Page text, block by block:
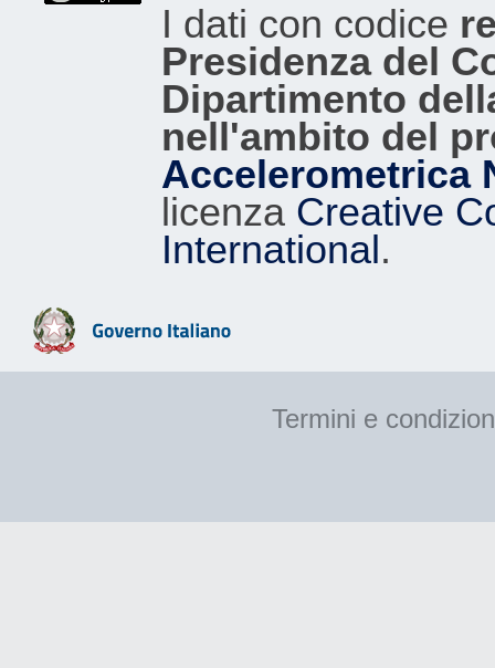
I dati con codice
Presidenza del
Dipartimento
nell'ambito del
Accelerometrica
licenza Creative
International.
Termini e